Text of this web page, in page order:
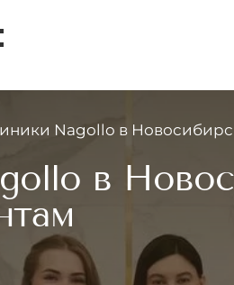
Nagollo в
в